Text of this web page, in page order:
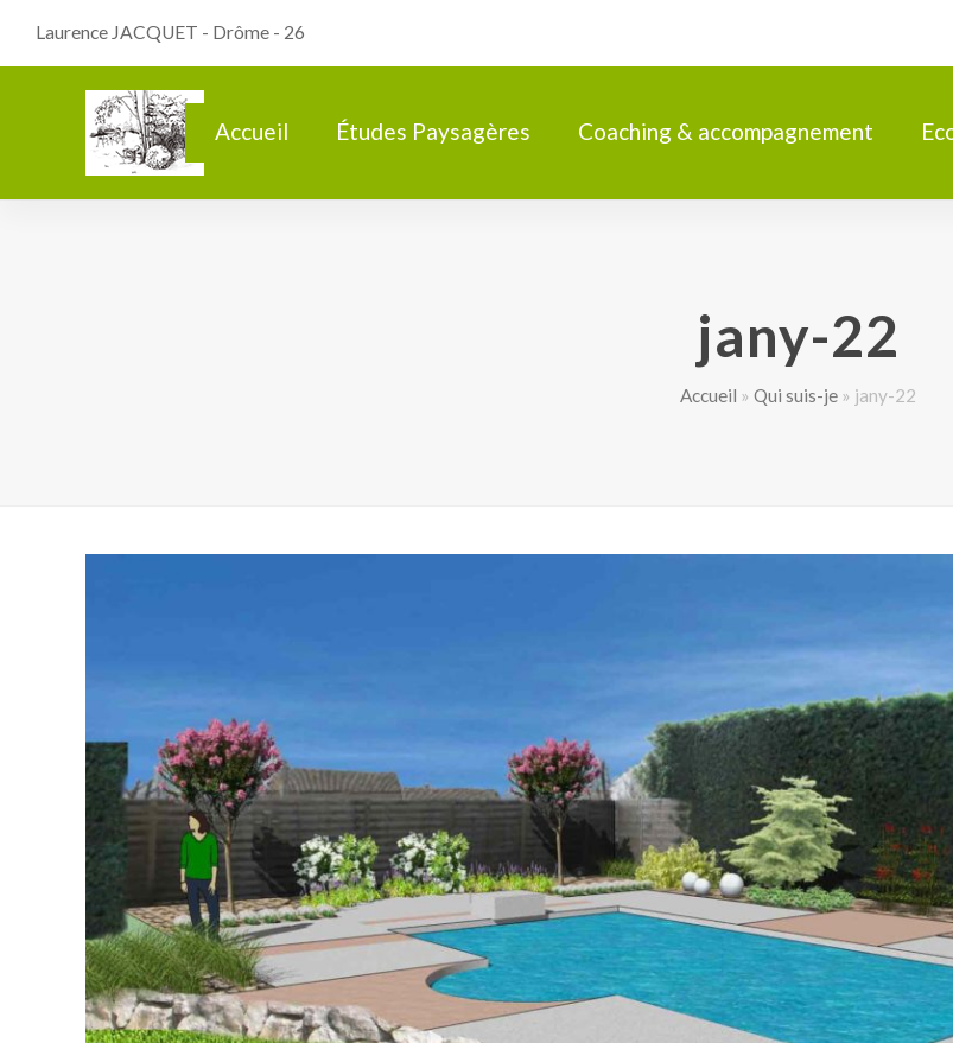
Laurence JACQUET - Drôme - 26
Accueil Études Paysagères Coaching & accompagnement
jany-22
Accueil » Qui suis-je» jany-22